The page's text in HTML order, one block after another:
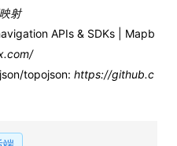
射
APIs & SDKs | Mapb
topojson: https://github.c